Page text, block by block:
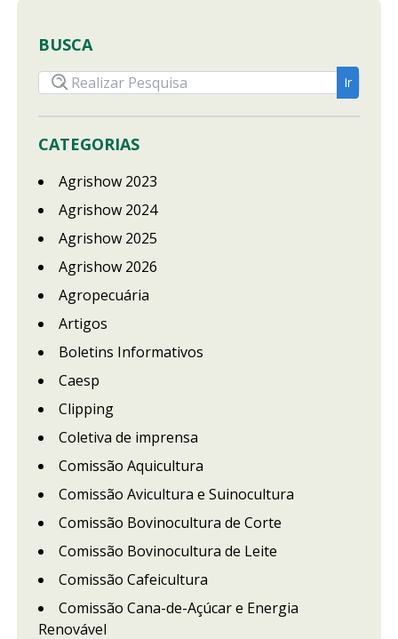
BUSCA
CATEGORIAS
Agrishow 2023
Agrishow 2024
Agrishow 2025
Agrishow 2026
Agropecuária
Artigos
Boletins Informativos
Caesp
Clipping
Coletiva de imprensa
Comissão Aquicultura
Comissão Avicultura e Suinocultura
Comissão Bovinocultura de Corte
Comissão Bovinocultura de Leite
Comissão Cafeicultura
Comissão Cana-de-Açúcar e Energia
Renovável